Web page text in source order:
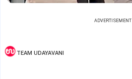
ADVERTISEMENT
TEAM UDAYAVANI